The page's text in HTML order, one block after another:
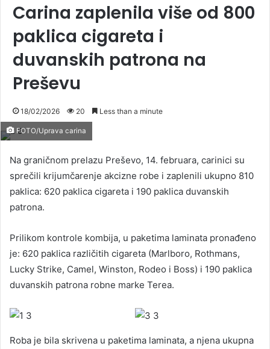
Carina zaplenila više od 800
paklica cigareta i
duvanskih patrona na
Preševu
18/02/2026 20 Less than a minute
FOTO/Uprava carina
Na graničnom prelazu Preševo, 14. februara, carinici su
sprečili krijumčarenje akcizne robe i zaplenili ukupno 810
paklica: 620 paklica cigareta i 190 paklica duvanskih
patrona.
Prilikom kontrole kombija, u paketima laminata pronađeno
je: 620 paklica različitih cigareta (Marlboro, Rothmans,
Lucky Strike, Camel, Winston, Rodeo i Boss) i 190 paklica
duvanskih patrona robne marke Terea.
Roba je bila skrivena u paketima laminata, a njena ukupna